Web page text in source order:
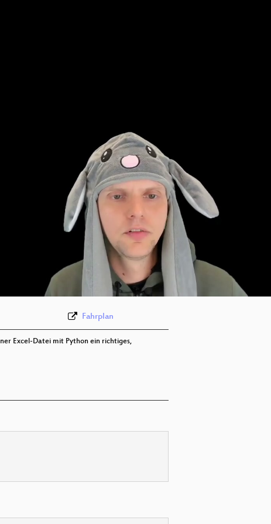
deu 1080p (mp4)
deu 1080p (mp4)
deu 1080p (webm)
deu 576p (mp4)
deu 576p (webm)
Fahrplan
Excel-Datei mit Python ein richtiges,